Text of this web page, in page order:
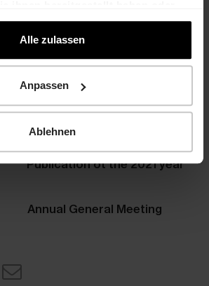
Ihrer Nutzung der Dienste
Alle zulassen
Anpassen
Ablehnen
Publication ot the 2021 year
General Meeting